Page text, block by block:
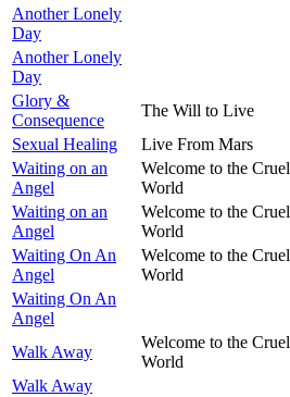
Another Lonely
Day
Another Lonely
Day
Glory &
Consequence
The Will to Live
Sexual Healing
Live From Mars
Waiting on an
Angel
Welcome to the Cruel
World
Waiting on an
Angel
Welcome to the Cruel
World
Waiting On An
Angel
Welcome to the Cruel
World
Waiting On An
Angel
Walk Away
Welcome to the Cruel
World
Walk Away